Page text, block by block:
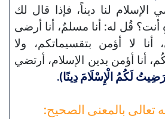
الإسلام لنا ديناً، فإذا قال لك
قُل له: أنا مسلمٌ، أنا أرضى
أنا لا أؤمن بتقسيماتكم، ولا
أنا أؤمن بدين الإسلام، أرتضي
لَكُمُ الْإِسْلَامَ دِينًا).
تعالى بالمعنى الصحيح: